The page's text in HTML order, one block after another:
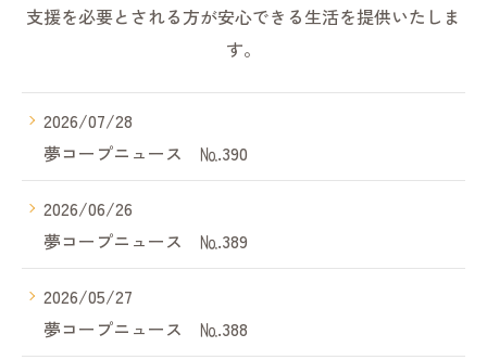
支援を必要とされる方が安心できる生活を提供いたしま
す。
2026/07/28
夢コープニュース №.390
2026/06/26
夢コープニュース №.389
2026/05/27
夢コープニュース №.388